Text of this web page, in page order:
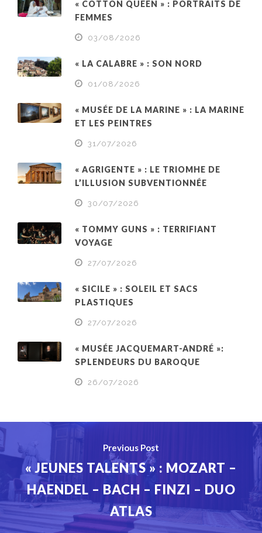
« COTTON QUEEN » : PORTRAITS DE
FEMMES
03/08/2026
« LA CALABRE » : SON NORD
01/08/2026
« MUSÉE DE LA MARINE » : LA MARINE
ET LES PEINTRES
31/07/2026
« AGRIGENTE » : LE TRIOMHE DE
L’ILLUSION SUBVENTIONNÉE
30/07/2026
« TOMMY GUNS » : TERRIFIANT
VOYAGE
27/07/2026
« SICILE » : SOLEIL ET SACS
PLASTIQUES
27/07/2026
« MUSÉE JACQUEMART-ANDRÉ »:
SPLENDEURS DU BAROQUE
26/07/2026
Previous Post
« JEUNES TALENTS » : MOZART –
HAENDEL – BACH – FINZI – DUO
ATLAS